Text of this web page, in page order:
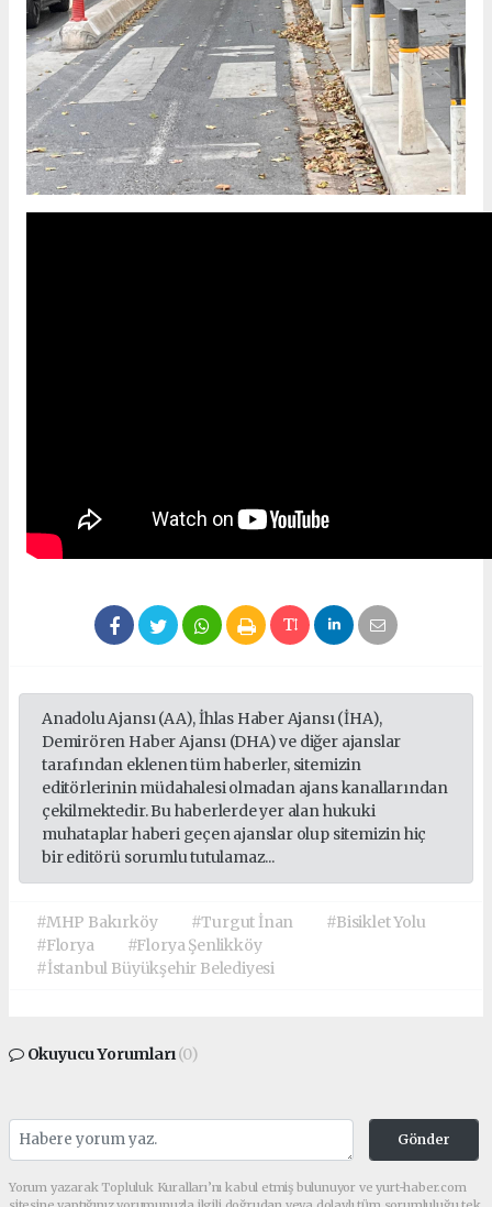
Anadolu Ajansı (AA), İhlas Haber Ajansı (İHA),
Demirören Haber Ajansı (DHA) ve diğer ajanslar
tarafından eklenen tüm haberler, sitemizin
editörlerinin müdahalesi olmadan ajans kanallarından
çekilmektedir. Bu haberlerde yer alan hukuki
muhataplar haberi geçen ajanslar olup sitemizin hiç
bir editörü sorumlu tutulamaz...
#MHP Bakırköy #Turgut İnan
#Bisiklet Yolu
#Florya
#Florya Şenlikköy
#İstanbul Büyükşehir Belediyesi
Okuyucu Yorumları(0)
Gönder
Yorum yazarak Topluluk Kuralları’nı kabul etmiş bulunuyor ve yurt-haber.com